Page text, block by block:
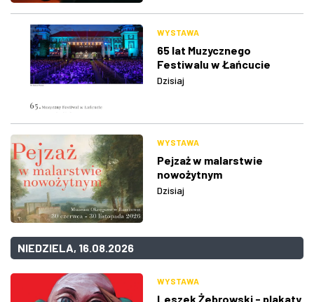
WYSTAWA
65 lat Muzycznego
Festiwalu w Łańcucie
Dzisiaj
WYSTAWA
Pejzaż w malarstwie
nowożytnym
Dzisiaj
NIEDZIELA, 16.08.2026
WYSTAWA
Leszek Żebrowski - plakaty